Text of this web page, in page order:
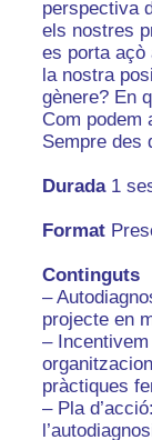
perspectiva
els nostres
es porta açò
la nostra
gènere? En
Com podem
Sempre des
Durada 1
Format
Continguts
–
projecte en
–
pràctiques
– Pla